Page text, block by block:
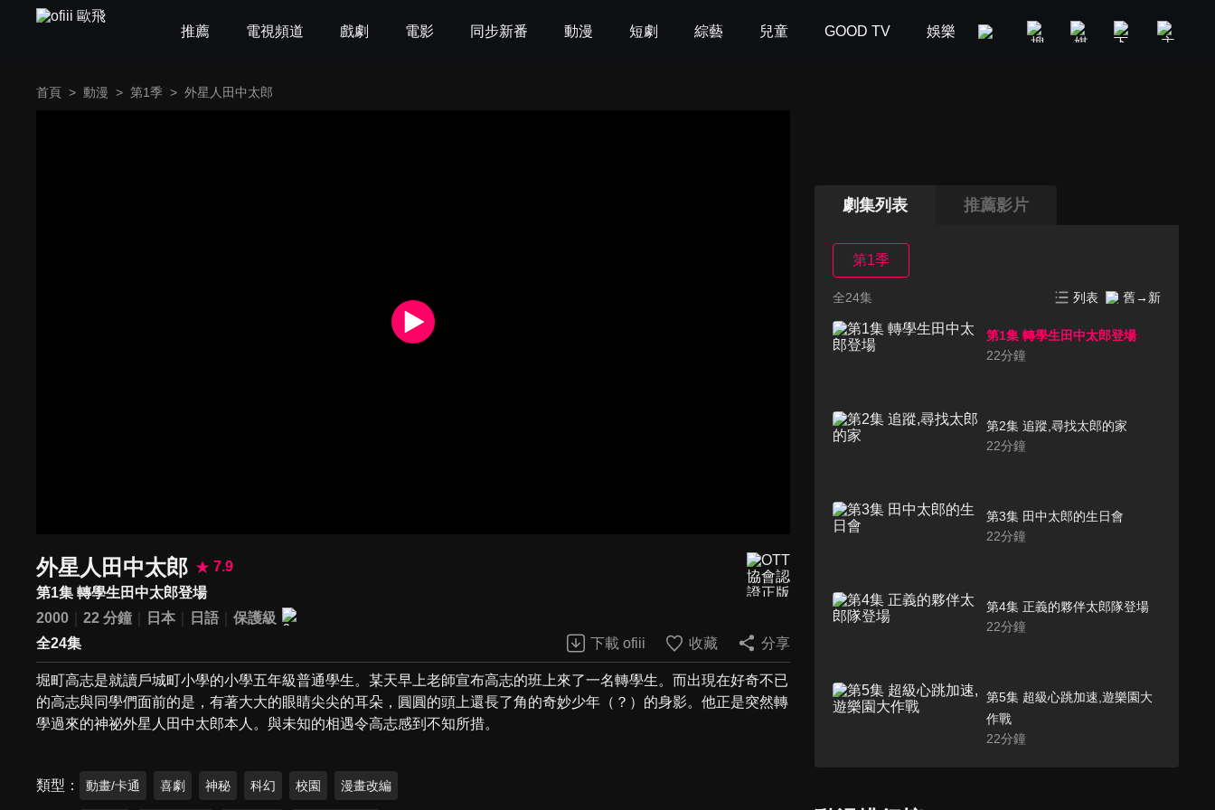
推薦 電視頻道 戲劇 電影 同步新番 動漫 短劇 綜藝 兒童 GOOD TV 娛樂 美食旅遊 新聞政論
首頁 > 動漫 > 第1季 > 外星人田中太郎
外星人田中太郎
7.9
第1集 轉學生田中太郎登場
2000
22 分鐘 日本 日語
保護級
全24集
下載 ofiii 收藏 分享
堀町高志是就讀戶城町小學的小學五年級普通學生。某天早上老師宣布高志的班上來了一名轉學生。而出現在好奇不已
的高志與同學們面前的是，有著大大的眼睛尖尖的耳朵，圓圓的頭上還長了角的奇妙少年（？）的身影。他正是突然轉
學過來的神祕外星人田中太郎本人。與未知的相遇令高志感到不知所措。
類型 動畫/卡通 喜劇 神秘 科幻 校園 漫畫改編
劇集列表 推薦影片
第1季
全24集 列表 舊→新
第1集 轉學生田中太郎登場
22分鐘
第2集 追蹤,尋找太郎的家
22分鐘
第3集 田中太郎的生日會
22分鐘
第4集 正義的夥伴太郎隊登場
22分鐘
第5集 超級心跳加速,遊樂園大
作戰
22分鐘